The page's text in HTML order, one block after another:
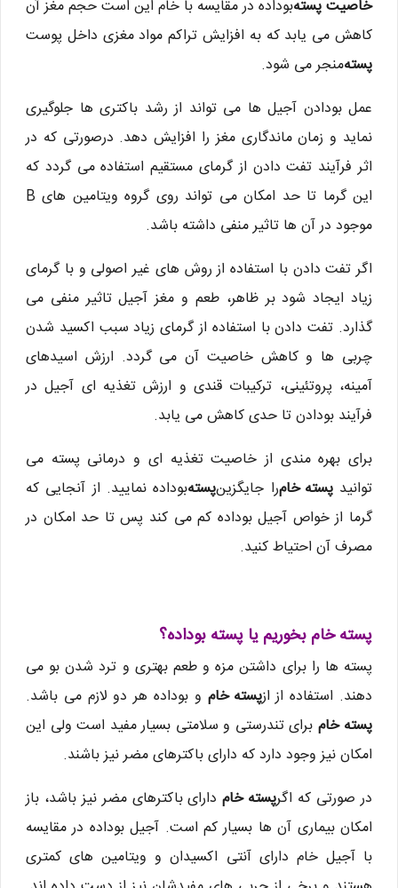
خاصیت پستهبوداده در مقایسه با خام این است حجم مغز آن
کاهش می یابد که به افزایش تراکم مواد مغزی داخل پوست
پستهمنجر می شود.
عمل بودادن آجیل ها می تواند از رشد باکتری ها جلوگیری
نماید و زمان ماندگاری مغز را افزایش دهد. درصورتی که در
اثر فرآیند تفت دادن از گرمای مستقیم استفاده می گردد که
این گرما تا حد امکان می تواند روی گروه ویتامین های B
موجود در آن ها تاثیر منفی داشته باشد.
اگر تفت دادن با استفاده از روش های غیر اصولی و با گرمای
زیاد ایجاد شود بر ظاهر، طعم و مغز آجیل تاثیر منفی می
گذارد. تفت دادن با استفاده از گرمای زیاد سبب اکسید شدن
چربی ها و کاهش خاصیت آن می گردد. ارزش اسیدهای
آمینه، پروتئینی، ترکیبات قندی و ارزش تغذیه ای آجیل در
فرآیند بودادن تا حدی کاهش می یابد.
برای بهره مندی از خاصیت تغذیه ای و درمانی پسته می
توانیدپسته خامرا جایگزینپستهبوداده نمایید. از آنجایی که
گرما از خواص آجیل بوداده کم می کند پس تا حد امکان در
مصرف آن احتیاط کنید.
پسته خام بخوریم یا پسته بوداده؟
پسته ها را برای داشتن مزه و طعم بهتری و ترد شدن بو می
دهند. استفاده از ازپسته خام و بوداده هر دو لازم می باشد.
پسته خام برای تندرستی و سلامتی بسیار مفید است ولی این
امکان نیز وجود دارد که دارای باکترهای مضر نیز باشند.
در صورتی که اگرپسته خامدارای باکترهای مضر نیز باشد، باز
امکان بیماری آن ها بسیار کم است. آجیل بوداده در مقایسه
با آجیل خام دارای آنتی اکسیدان و ویتامین های کمتری